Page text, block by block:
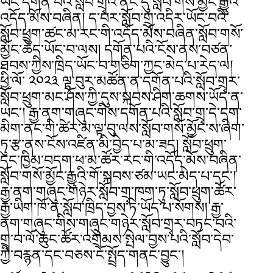
འདོད་མོས་བཞིན། ད་བར་སློབ་གྲྭ་འདིར་ཡོང་བའི་
སློབ་ཕྲུག་ཚང་མ་རང་གི་འདོད་མོས་བཞིན་སློབ་གསོ་
མྱོང་ཆེད་ཡོང་བ་ལས། དགོན་པའི་ངོས་ནས་བཙན་
ཐབས་ཀྱིས་ཁྲིད་ཡོང་བ་གཅིག་ཀྱང་མེད་པ་རེད་ལ།
ཕྱི་ལོ་ ༢༠༢༣ ལྟ་བུར་མཚོན་ན་དགོན་པའི་སློབ་གྲྭར་
སློབ་ཕྲུག་མང་ཤོས་ཀྱི་དུས་སྐབས་ཤིག་ཆགས་ཡོད་ན་
ཡང་། རྒྱ་ནག་གཞུང་གིས་དགོན་པའི་སློབ་གྲྭ་དེ་དག་
མིག་ནང་གི་ཚེར་མ་ལྟ་བུ་ལས་སློབ་གསོ་མྱོང་ས་ཞིག་
ཏུ་རྩ་ནས་ངོས་འཛིན་མི་བྱེད་པ་མ་ཟད། སློབ་ཕྲུག་
དང་ཁྱིམ་བདག་ཕ་མ་ཚོར་རང་གི་འདོད་མོས་བཞིན་
སློབ་གསོ་མྱོང་རྒྱུའི་གོ་སྐབས་ཙམ་ཡང་མེད་པ་དང་།
རྒྱ་ནག་གཞུང་གཉེར་སློབ་གྲྭ་ཁག་ཏུ་སློབ་ཕྲུག་ཚོར་
རྒྱ་ཡིག་ཁོ་ན་སློབ་ཁྲིད་བྱས་ཏེ་ཡོད་པ་སོགས། རྒྱ་
ནག་གཞུང་གིས་གཞུང་གཉེར་སློབ་གྲྭར་བཏང་བའི་
གྲྭ་བ་ལོ་ཆུང་ཚོར་འགྲེམས་སྤེལ་བྱས་པའི་སློབ་དེབ་
ཀྱི་བརྙན་དང་བཅས་ངོ་སྤྲོད་གནང་བྱུང་།